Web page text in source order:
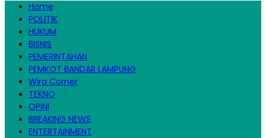
Home
POLITIK
HUKUM
BISNIS
PEMERINTAHAN
PEMKOT BANDAR LAMPUNG
Wira Corner
TEKNO
OPINI
BREAKING NEWS
ENTERTAINMENT